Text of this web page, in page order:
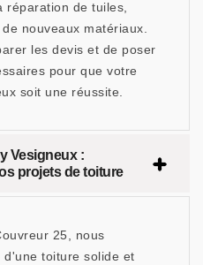
réparation de tuiles,
nouveaux matériaux.
les devis et de poser
pour que votre
soit une réussite.
Vesigneux :
projets de toiture
25, nous
toiture solide et